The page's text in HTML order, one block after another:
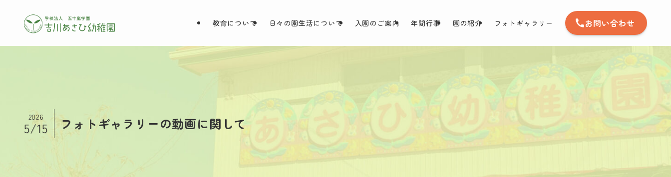
教育について 日々の園生活について 入園のご案内 年間行事 園の紹介 フォトギャラリー お問い合わせ
フォトギャラリーの動画に関して
2026
5/15